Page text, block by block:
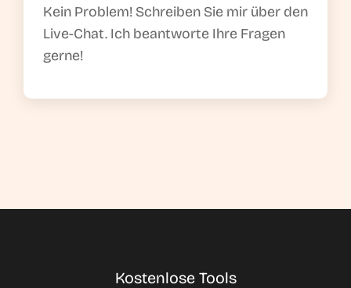
Kein Problem! Schreiben Sie mir über den
Live-Chat. Ich beantworte Ihre Fragen
gerne!
Kostenlose Tools